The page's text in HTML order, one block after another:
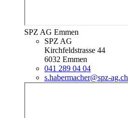
SPZ AG Emmen
SPZ AG
Kirchfeldstrasse 44
6032 Emmen
041 289 04 04
s.habermacher@spz-ag.ch